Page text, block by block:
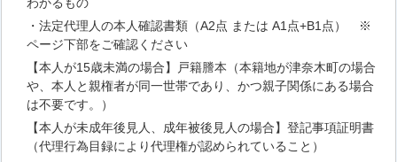
・法定代理人の本人確認書類（A2点 または A1点+B1点） ※
ページ下部をご確認ください
【本人が15歳未満の場合】戸籍謄本（本籍地が津奈木町の場合
や、本人と親権者が同一世帯であり、かつ親子関係にある場合
は不要です。）
【本人が未成年後見人、成年被後見人の場合】登記事項証明書
（代理行為目録により代理権が認められていること）